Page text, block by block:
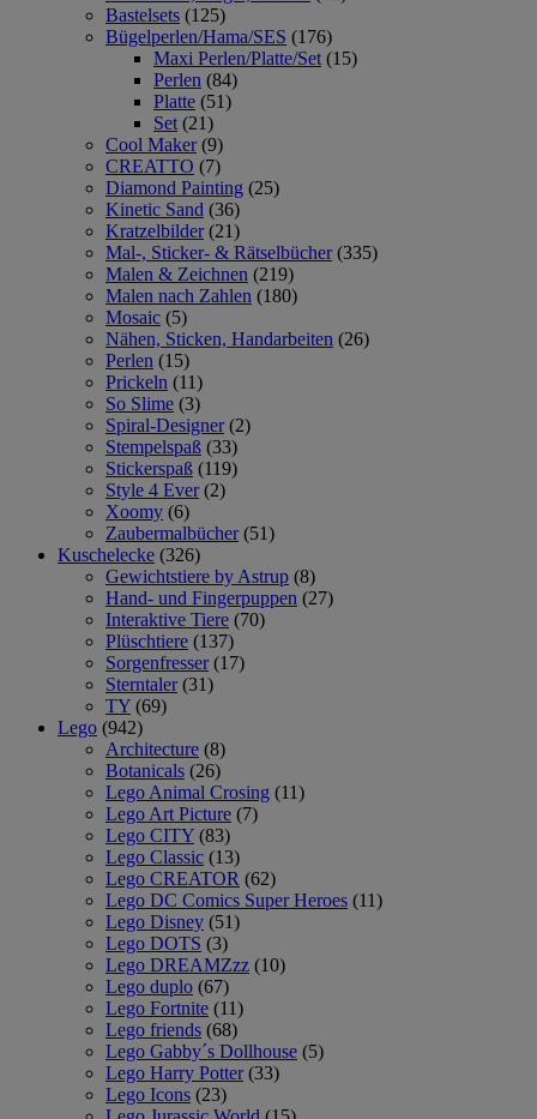
Bastelsets (125)
Bügelperlen/Hama/SES (176)
Maxi Perlen/Platte/Set (15)
Perlen (84)
Platte (51)
Set (21)
Cool Maker (9)
CREATTO (7)
Diamond Painting (25)
Kinetic Sand (36)
Kratzelbilder (21)
Mal-, Sticker- & Rätselbücher (335)
Malen & Zeichnen (219)
Malen nach Zahlen (180)
Mosaic (5)
Nähen, Sticken, Handarbeiten (26)
Perlen (15)
Prickeln (11)
So Slime (3)
Spiral-Designer (2)
Stempelspaß (33)
Stickerspaß (119)
Style 4 Ever (2)
Xoomy (6)
Zaubermalbücher (51)
Kuschelecke (326)
Gewichtstiere by Astrup (8)
Hand- und Fingerpuppen (27)
Interaktive Tiere (70)
Plüschtiere (137)
Sorgenfresser (17)
Sterntaler (31)
TY (69)
Lego (942)
Architecture (8)
Botanicals (26)
Lego Animal Crosing (11)
Lego Art Picture (7)
Lego CITY (83)
Lego Classic (13)
Lego CREATOR (62)
Lego DC Comics Super Heroes (11)
Lego Disney (51)
Lego DOTS (3)
Lego DREAMZzz (10)
Lego duplo (67)
Lego Fortnite (11)
Lego friends (68)
Lego Gabby´s Dollhouse (5)
Lego Harry Potter (33)
Lego Icons (23)